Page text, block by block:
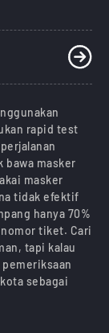
rapid test
bawa masker
masker
tidak efektif
hanya 70%
tiket. Cari
tapi kalau
sebagai